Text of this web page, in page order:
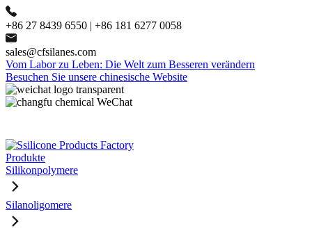
+86 27 8439 6550 | +86 181 6277 0058
sales@cfsilanes.com
Vom Labor zu Leben: Die Welt zum Besseren verändern
Besuchen Sie unsere chinesische Website
Produkte
Silikonpolymere
Silanoligomere